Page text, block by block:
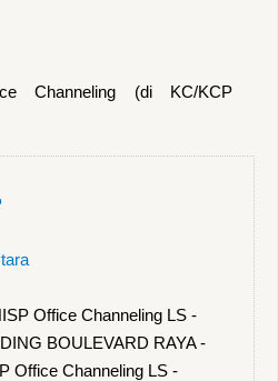
Channeling (di KC/KCP
Office Channeling LS -
BOULEVARD RAYA -
Office Channeling LS -